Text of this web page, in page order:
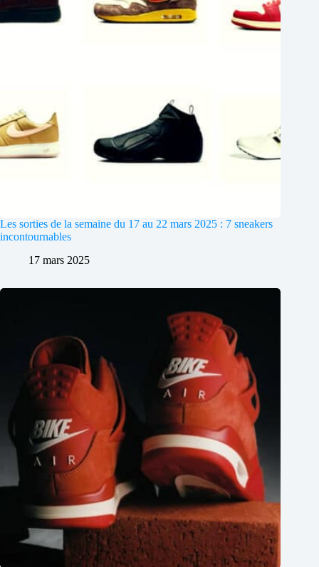
Les sorties de la semaine du 17 au 22 mars 2025 : 7 sneakers
incontournables
17 mars 2025